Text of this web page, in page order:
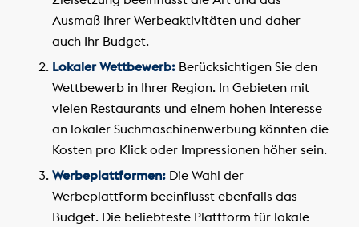
Ausmaß Ihrer Werbeaktivitäten und daher
auch Ihr Budget.
Lokaler Wettbewerb:Berücksichtigen Sie den
Wettbewerb in Ihrer Region. In Gebieten mit
vielen Restaurants und einem hohen Interesse
an lokaler Suchmaschinenwerbung könnten die
Kosten pro Klick oder Impressionen höher sein.
Werbeplattformen:Die Wahl der
Werbeplattform beeinflusst ebenfalls das
Budget. Die beliebteste Plattform für lokale